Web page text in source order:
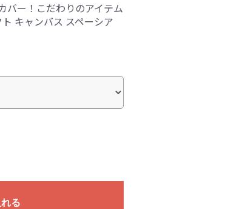
バー！こだわりのアイテム
キャンバス スペーシア
る